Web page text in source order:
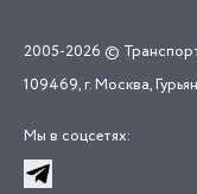
2005-2026 ©
109469, г. Москва,
Мы в соцсетях:
Telegram